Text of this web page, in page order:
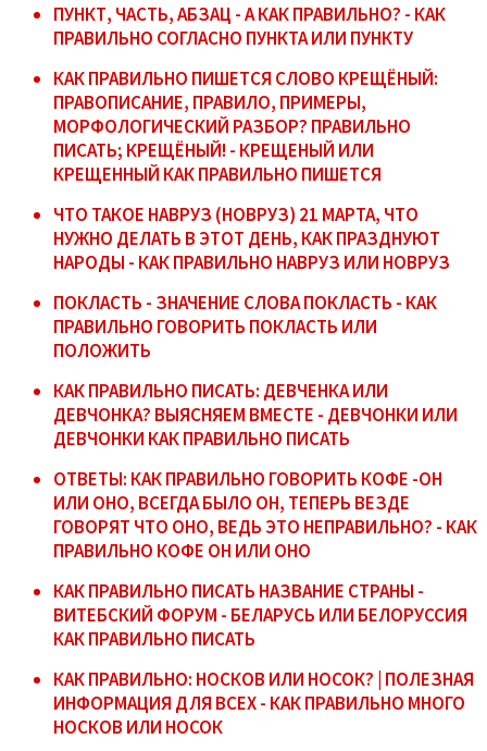
ПУНКТ, ЧАСТЬ, АБЗАЦ - А КАК ПРАВИЛЬНО? - КАК
ПРАВИЛЬНО СОГЛАСНО ПУНКТА ИЛИ ПУНКТУ
КАК ПРАВИЛЬНО ПИШЕТСЯ СЛОВО КРЕЩЁНЫЙ:
ПРАВОПИСАНИЕ, ПРАВИЛО, ПРИМЕРЫ,
МОРФОЛОГИЧЕСКИЙ РАЗБОР? ПРАВИЛЬНО
ПИСАТЬ; КРЕЩЁНЫЙ! - КРЕЩЕНЫЙ ИЛИ
КРЕЩЕННЫЙ КАК ПРАВИЛЬНО ПИШЕТСЯ
ЧТО ТАКОЕ НАВРУЗ (НОВРУЗ) 21 МАРТА, ЧТО
НУЖНО ДЕЛАТЬ В ЭТОТ ДЕНЬ, КАК ПРАЗДНУЮТ
НАРОДЫ - КАК ПРАВИЛЬНО НАВРУЗ ИЛИ НОВРУЗ
ПОКЛАСТЬ - ЗНАЧЕНИЕ СЛОВА ПОКЛАСТЬ - КАК
ПРАВИЛЬНО ГОВОРИТЬ ПОКЛАСТЬ ИЛИ
ПОЛОЖИТЬ
КАК ПРАВИЛЬНО ПИСАТЬ: ДЕВЧЕНКА ИЛИ
ДЕВЧОНКА? ВЫЯСНЯЕМ ВМЕСТЕ - ДЕВЧОНКИ ИЛИ
ДЕВЧОНКИ КАК ПРАВИЛЬНО ПИСАТЬ
ОТВЕТЫ: КАК ПРАВИЛЬНО ГОВОРИТЬ КОФЕ -ОН
ИЛИ ОНО, ВСЕГДА БЫЛО ОН, ТЕПЕРЬ ВЕЗДЕ
ГОВОРЯТ ЧТО ОНО, ВЕДЬ ЭТО НЕПРАВИЛЬНО? - КАК
ПРАВИЛЬНО КОФЕ ОН ИЛИ ОНО
КАК ПРАВИЛЬНО ПИСАТЬ НАЗВАНИЕ СТРАНЫ -
ВИТЕБСКИЙ ФОРУМ - БЕЛАРУСЬ ИЛИ БЕЛОРУССИЯ
КАК ПРАВИЛЬНО ПИСАТЬ
КАК ПРАВИЛЬНО: НОСКОВ ИЛИ НОСОК? | ПОЛЕЗНАЯ
ИНФОРМАЦИЯ ДЛЯ ВСЕХ - КАК ПРАВИЛЬНО МНОГО
НОСКОВ ИЛИ НОСОК